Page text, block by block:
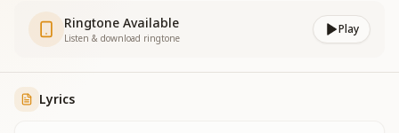
Ringtone Available
Listen & download ringtone
Play
Lyrics